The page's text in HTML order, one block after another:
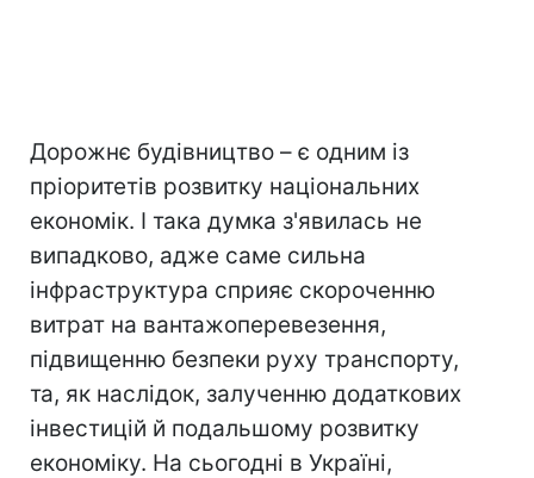
Дорожнє будівництво – є одним із
пріоритетів розвитку національних
економік. І така думка з'явилась не
випадково, адже саме сильна
інфраструктура сприяє скороченню
витрат на вантажоперевезення,
підвищенню безпеки руху транспорту,
та, як наслідок, залученню додаткових
інвестицій й подальшому розвитку
економіку. На сьогодні в Україні,